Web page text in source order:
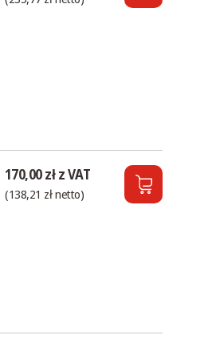
170,00 zł z VAT
(138,21 zł netto)